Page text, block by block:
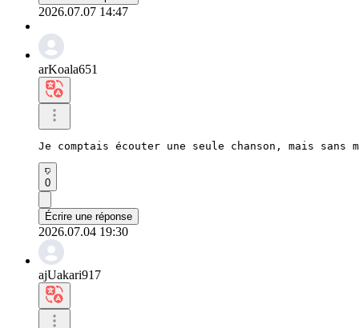
2026.07.07 14:47
arKoala651
Je comptais écouter une seule chanson, mais
0
Écrire une réponse
2026.07.04 19:30
ajUakari917